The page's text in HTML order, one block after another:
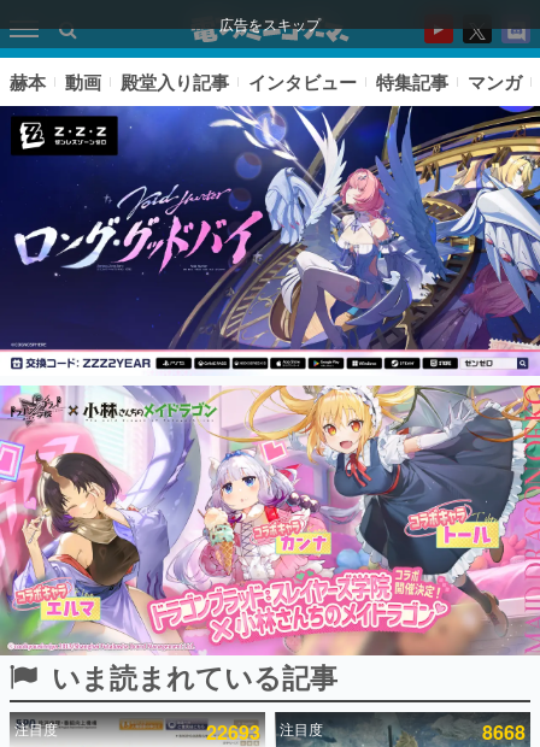
広告をスキップ
ピックアップ
電ファミのいま読まれている記事ランキング
アプリセール情報
インタビュー
連載・特集一覧
殿堂入り記事
SNS拡散数が数千以上！ ページビュー数万以上！ などな
ど。多くの人々に読まれた、電ファミ渾身の“殿堂入り”記
事をまとめました。
赫本 動画 殿堂入り記事 インタビュー 特集記事 マンガ
いま読まれている記事
注目度 22693 注目度 8668